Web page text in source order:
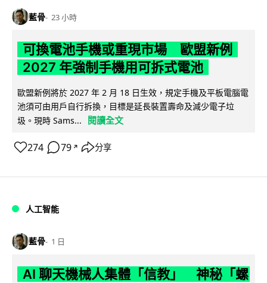
藍骨 23 小時
可換電池手機或重現市場 歐盟新例
2027 年強制手機用可拆式電池
歐盟新例將於 2027 年 2 月 18 日生效，規定手機及平板電腦電
池須可由用戶自行拆換，目標是延長裝置壽命及減少電子垃
圾。現時 Sams...
閱讀全文
274 79 ↗ 分享
人工智能
藍骨 1 日
AI 聊天機械人集體「信教」 神秘「螺